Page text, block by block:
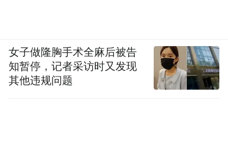
女子做隆胸手术全麻后被告
知暂停，记者采访时又发现
其他违规问题